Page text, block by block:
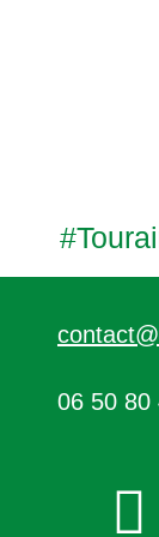
06 50 80